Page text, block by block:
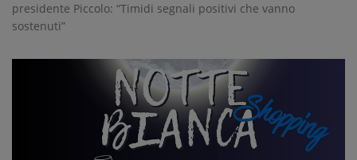
presidente Piccolo: “Timidi segnali positivi che vanno
sostenuti”